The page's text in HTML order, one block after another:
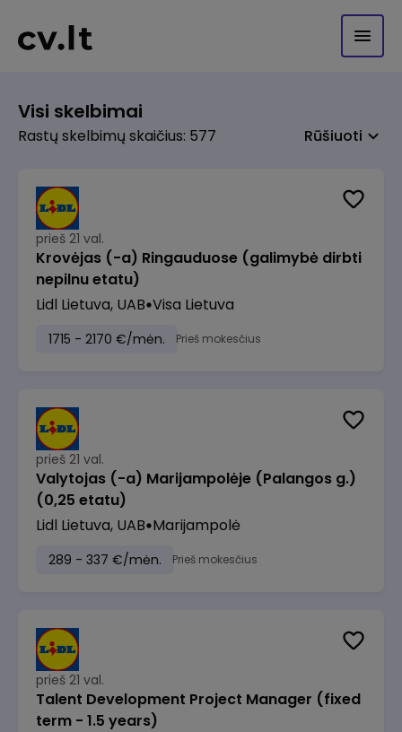
Visi skelbimai
Rastų skelbimų skaičius: 577 Rūšiuoti
prieš 21 val.
Krovėjas (-a) Ringauduose (galimybė dirbti
nepilnu etatu)
Lidl Lietuva, UAB Visa Lietuva
1715 - 2170 €/mėn. Prieš mokesčius
prieš 21 val.
Valytojas (-a) Marijampolėje (Palangos g.)
(0,25 etatu)
Lidl Lietuva, UAB Marijampolė
289 - 337 €/mėn. Prieš mokesčius
prieš 21 val.
Talent Development Project Manager (fixed
term - 1.5 years)